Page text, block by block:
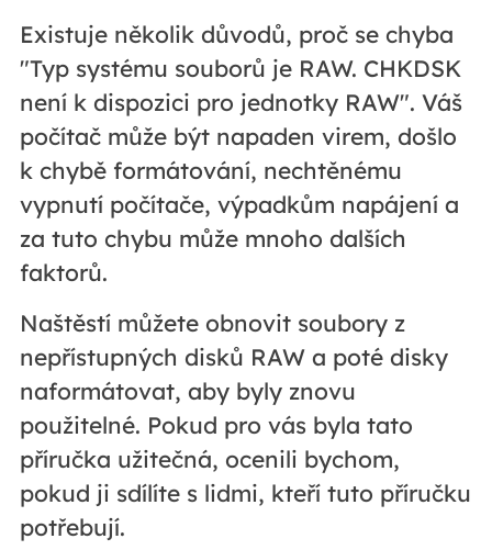
Existuje několik důvodů, proč se chyba
"Typ systému souborů je RAW. CHKDSK
není k dispozici pro jednotky RAW". Váš
počítač může být napaden virem, došlo
k chybě formátování, nechtěnému
vypnutí počítače, výpadkům napájení a
za tuto chybu může mnoho dalších
faktorů.
Naštěstí můžete obnovit soubory z
nepřístupných disků RAW a poté disky
naformátovat, aby byly znovu
použitelné. Pokud pro vás byla tato
příručka užitečná, ocenili bychom,
pokud ji sdílíte s lidmi, kteří tuto příručku
potřebují.